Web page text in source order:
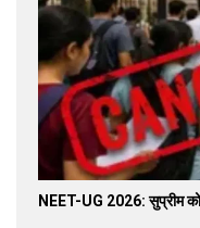
NEET-UG 2026: सुप्रीम